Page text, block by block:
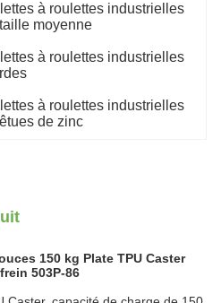
à roulettes industrielles
moyenne
à roulettes industrielles
à roulettes industrielles
de zinc
150 kg Plate TPU Caster
503P-86